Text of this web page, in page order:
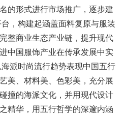
的形式进行市场推广，逐步建
，构建起涵盖面料复原与服装
整商业生态产业链，提升现代
中国服饰产业在传承发展中实
派时尚流行趋势表现中国五行
美、材料美、色彩美，充分展
撞的海派文化，并用现代设计
精华，用五行哲学的深邃内涵